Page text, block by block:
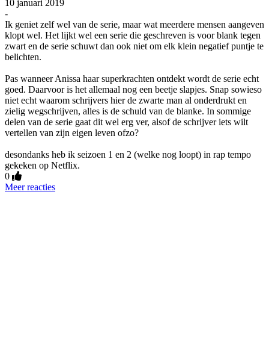
10 januari 2019
-
Ik geniet zelf wel van de serie, maar wat meerdere mensen aangeven
klopt wel. Het lijkt wel een serie die geschreven is voor blank tegen
zwart en de serie schuwt dan ook niet om elk klein negatief puntje te
belichten.
Pas wanneer Anissa haar superkrachten ontdekt wordt de serie echt
goed. Daarvoor is het allemaal nog een beetje slapjes. Snap sowieso
niet echt waarom schrijvers hier de zwarte man al onderdrukt en
zielig wegschrijven, alles is de schuld van de blanke. In sommige
delen van de serie gaat dit wel erg ver, alsof de schrijver iets wilt
vertellen van zijn eigen leven ofzo?
desondanks heb ik seizoen 1 en 2 (welke nog loopt) in rap tempo
gekeken op Netflix.
0
Meer reacties